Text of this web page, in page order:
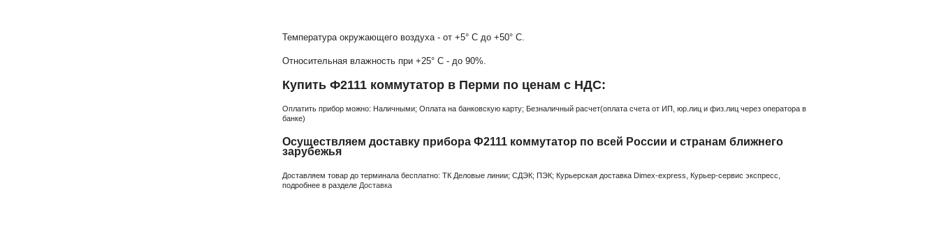
Температура окружающего воздуха - от +5° С до +50° С.
Относительная влажность при +25° С - до 90%.
Купить Ф2111 коммутатор в Перми по ценам с НДС:
Оплатить прибор можно: Наличными; Оплата на банковскую карту; Безналичный расчет(оплата счета от ИП, юр.лиц и физ.лиц через оператора в
банке)
Осуществляем доставку прибора Ф2111 коммутатор по всей России и странам ближнего
зарубежья
Доставляем товар до терминала бесплатно: ТК Деловые линии; СДЭК; ПЭК; Курьерская доставка Dimex-express, Курьер-сервис экспресс,
подробнее в разделе Доставка